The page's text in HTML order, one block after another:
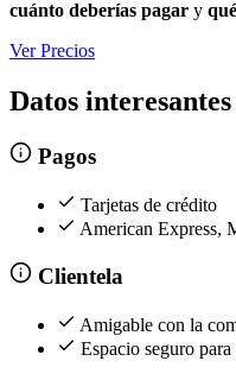
cuánto deberías pagar y
Ver Precios
Datos interesantes
Pagos
Tarjetas de crédito
American Express,
Clientela
Amigable con la
Espacio seguro